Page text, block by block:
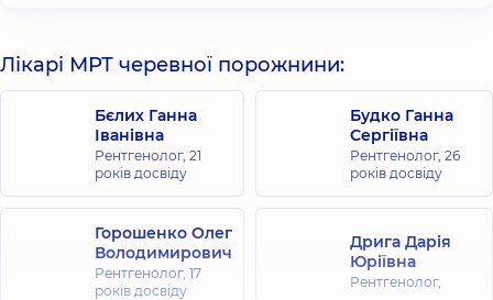
Лікарі МРТ черевної порожнини:
Бєлих Ганна
Іванівна
Рентгенолог, 21
років досвіду
Будко Ганна
Сергіївна
Рентгенолог, 26
років досвіду
Горошенко Олег
Володимирович
Рентгенолог, 17
років досвіду
Дрига Дарія
Юріївна
Рентгенолог,